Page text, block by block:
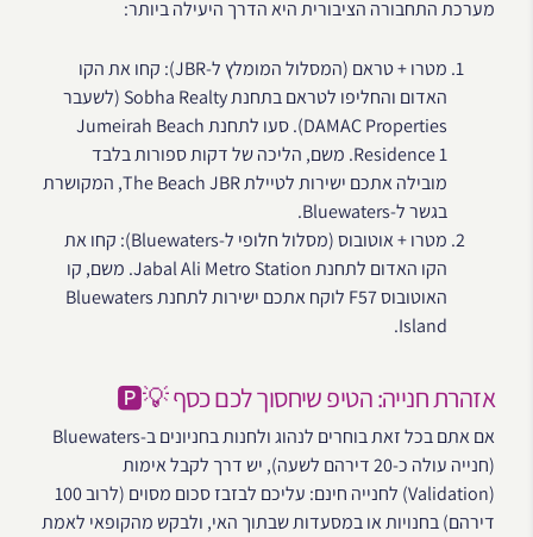
מערכת התחבורה הציבורית היא הדרך היעילה ביותר:
מטרו + טראם (המסלול המומלץ ל-JBR): קחו את הקו
האדום והחליפו לטראם בתחנת Sobha Realty (לשעבר
DAMAC Properties). סעו לתחנת Jumeirah Beach
Residence 1. משם, הליכה של דקות ספורות בלבד
מובילה אתכם ישירות לטיילת The Beach JBR, המקושרת
בגשר ל-Bluewaters.
מטרו + אוטובוס (מסלול חלופי ל-Bluewaters): קחו את
הקו האדום לתחנת Jabal Ali Metro Station. משם, קו
האוטובוס F57 לוקח אתכם ישירות לתחנת Bluewaters
Island.
אזהרת חנייה: הטיפ שיחסוך לכם כסף 💡🅿️
אם אתם בכל זאת בוחרים לנהוג ולחנות בחניונים ב-Bluewaters
(חנייה עולה כ-20 דירהם לשעה), יש דרך לקבל אימות
(Validation) לחנייה חינם: עליכם לבזבז סכום מסוים (לרוב 100
דירהם) בחנויות או במסעדות שבתוך האי, ולבקש מהקופאי לאמת